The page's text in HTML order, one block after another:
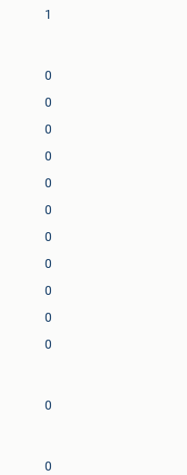
1
0
0
0
0
0
0
0
0
0
0
0
0
0